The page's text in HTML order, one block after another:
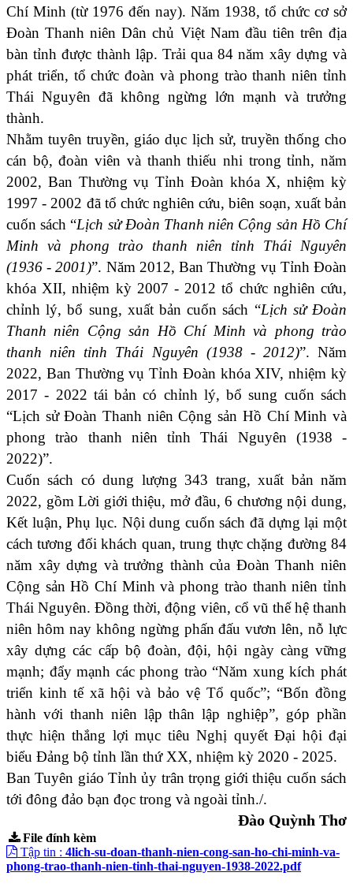
Chí Minh (từ 1976 đến nay). Năm 1938, tổ chức cơ sở
Đoàn Thanh niên Dân chủ Việt Nam đầu tiên trên địa
bàn tỉnh được thành lập. Trải qua 84 năm xây dựng và
phát triển, tổ chức đoàn và phong trào thanh niên tỉnh
Thái Nguyên đã không ngừng lớn mạnh và trưởng
thành.
Nhằm tuyên truyền, giáo dục lịch sử, truyền thống cho
cán bộ, đoàn viên và thanh thiếu nhi trong tỉnh, năm
2002, Ban Thường vụ Tỉnh Đoàn khóa X, nhiệm kỳ
1997 - 2002 đã tổ chức nghiên cứu, biên soạn, xuất bản
cuốn sách “Lịch sử Đoàn Thanh niên Cộng sản Hồ Chí
Minh và phong trào thanh niên tỉnh Thái Nguyên
(1936 - 2001)”. Năm 2012, Ban Thường vụ Tỉnh Đoàn
khóa XII, nhiệm kỳ 2007 - 2012 tổ chức nghiên cứu,
chỉnh lý, bổ sung, xuất bản cuốn sách “Lịch sử Đoàn
Thanh niên Cộng sản Hồ Chí Minh và phong trào
thanh niên tỉnh Thái Nguyên (1938 - 2012)”. Năm
2022, Ban Thường vụ Tỉnh Đoàn khóa XIV, nhiệm kỳ
2017 - 2022 tái bản có chỉnh lý, bổ sung cuốn sách
“Lịch sử Đoàn Thanh niên Cộng sản Hồ Chí Minh và
phong trào thanh niên tỉnh Thái Nguyên (1938 -
2022)”.
Cuốn sách có dung lượng 343 trang, xuất bản năm
2022, gồm Lời giới thiệu, mở đầu, 6 chương nội dung,
Kết luận, Phụ lục. Nội dung cuốn sách đã dựng lại một
cách tương đối khách quan, trung thực chặng đường 84
năm xây dựng và trưởng thành của Đoàn Thanh niên
Cộng sản Hồ Chí Minh và phong trào thanh niên tỉnh
Thái Nguyên. Đồng thời, động viên, cổ vũ thế hệ thanh
niên hôm nay không ngừng phấn đấu vươn lên, nỗ lực
xây dựng các cấp bộ đoàn, đội, hội ngày càng vững
mạnh; đẩy mạnh các phong trào “Năm xung kích phát
triển kinh tế xã hội và bảo vệ Tổ quốc”; “Bốn đồng
hành với thanh niên lập thân lập nghiệp”, góp phần
thực hiện thắng lợi mục tiêu Nghị quyết Đại hội đại
biểu Đảng bộ tỉnh lần thứ XX, nhiệm kỳ 2020 - 2025.
Ban Tuyên giáo Tỉnh ủy trân trọng giới thiệu cuốn sách
tới đông đảo bạn đọc trong và ngoài tỉnh./.
Đào Quỳnh Thơ
File đính kèm
Tập tin : 4lich-su-doan-thanh-nien-cong-san-ho-chi-minh-va-
phong-trao-thanh-nien-tinh-thai-nguyen-1938-2022.pdf